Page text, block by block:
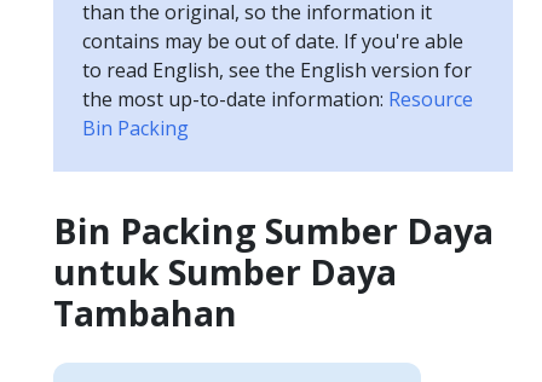
than the original, so the information it
contains may be out of date. If you're able
to read English, see the English version for
the most up-to-date information: Resource
Bin Packing
Bin Packing Sumber Daya
untuk Sumber Daya
Tambahan